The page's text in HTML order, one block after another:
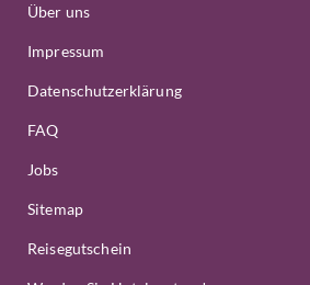
Über uns
Impressum
Datenschutzerklärung
FAQ
Jobs
Sitemap
Reisegutschein